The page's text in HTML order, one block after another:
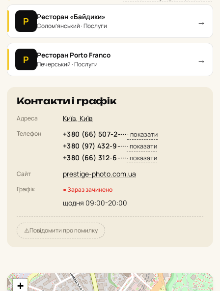
Р Ресторан «Байдики»
Солом’янський · Послуги →
Р Ресторан Porto Franco
Печерський · Послуги →
Контакти і графік
Адреса Київ, Київ
Телефон +380 (66) 507-2-···· показати
+380 (97) 432-9-···· показати
+380 (66) 312-6-···· показати
Сайт prestige-photo.com.ua
Графік ● Зараз зачинено
щодня 09:00-20:00
⚠️Повідомити про помилку
+